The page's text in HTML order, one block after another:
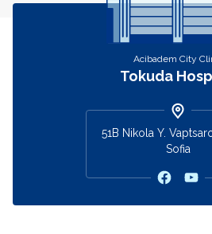
Acibadem City
Tokuda
51B Nikola Y.
Sofia